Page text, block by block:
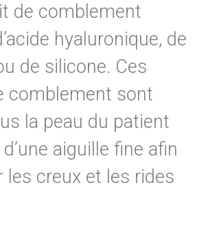
de comblement
hyaluronique, de
de silicone. Ces
comblement sont
la peau du patient
aiguille fine afin
les creux et les rides